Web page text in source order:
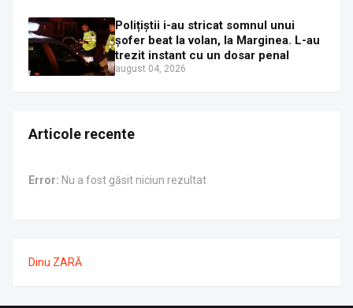
Polițiștii i-au stricat somnul unui
șofer beat la volan, la Marginea. L-au
trezit instant cu un dosar penal
august 04, 2026
Articole recente
Error: Nu a fost găsit niciun rezultat
Dinu ZARĂ